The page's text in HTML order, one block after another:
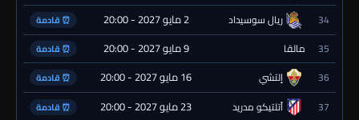
34 ريال سوسيداد 2 مايو 2027 - 20:00 ⏰ قادمة
35 مالقا 9 مايو 2027 - 20:00 ⏰ قادمة
36 إلتشي 16 مايو 2027 - 20:00 ⏰ قادمة
37 أتلتيكو مدريد 23 مايو 2027 - 20:00 ⏰ قادمة